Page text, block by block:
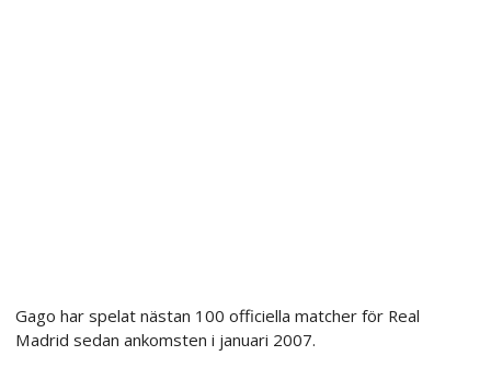
Gago har spelat nästan 100 officiella matcher för Real
Madrid sedan ankomsten i januari 2007.